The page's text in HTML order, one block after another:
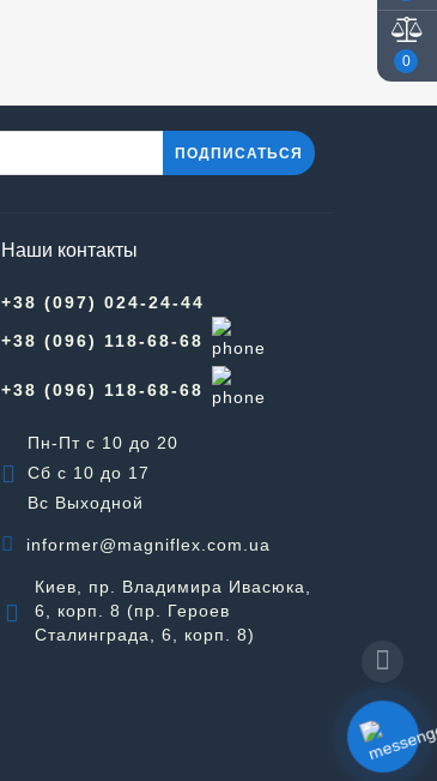
0
ПОДПИСАТЬСЯ
Наши контакты
+38 (097) 024-24-44
+38 (096) 118-68-68
+38 (096) 118-68-68
Пн-Пт с 10 до 20
Сб с 10 до 17
Вс Выходной
informer@magniflex.com.ua
Киев, пр. Владимира Ивасюка,
6, корп. 8 (пр. Героев
Сталинграда, 6, корп. 8)